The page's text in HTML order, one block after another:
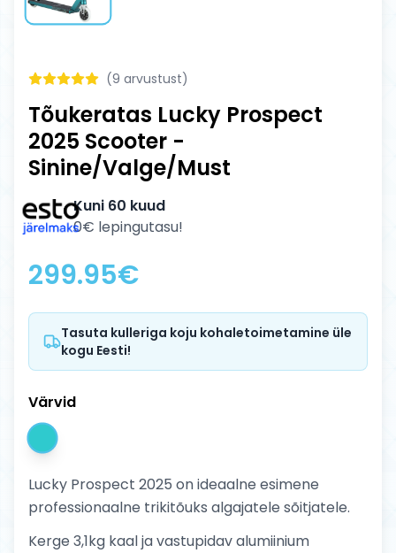
(9 arvustust)
Tõukeratas Lucky Prospect
2025 Scooter -
Sinine/Valge/Must
Kuni 60 kuud
0€ lepingutasu!
299.95€
Tasuta kulleriga koju kohaletoimetamine üle
kogu Eesti!
Värvid
Lucky Prospect 2025 on ideaalne esimene
professionaalne trikitõuks algajatele sõitjatele.
Kerge 3,1kg kaal ja vastupidav alumiinium